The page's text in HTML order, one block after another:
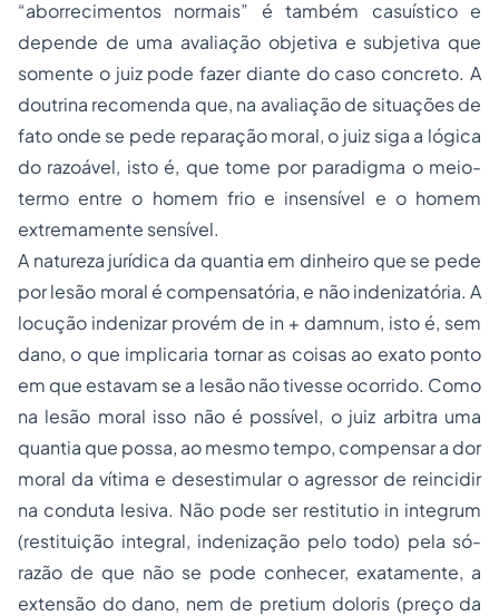
“aborrecimentos normais” é também casuístico e
depende de uma avaliação objetiva e subjetiva que
somente o juiz pode fazer diante do caso concreto. A
doutrina recomenda que, na avaliação de situações de
fato onde se pede reparação moral, o juiz siga a lógica
do razoável, isto é, que tome por paradigma o meio-
termo entre o homem frio e insensível e o homem
extremamente sensível.
A natureza jurídica da quantia em dinheiro que se pede
por lesão moral é compensatória, e não indenizatória. A
locução indenizar provém de in + damnum, isto é, sem
dano, o que implicaria tornar as coisas ao exato ponto
em que estavam se a lesão não tivesse ocorrido. Como
na lesão moral isso não é possível, o juiz arbitra uma
quantia que possa, ao mesmo tempo, compensar a dor
moral da vítima e desestimular o agressor de reincidir
na conduta lesiva. Não pode ser restitutio in integrum
(restituição integral, indenização pelo todo) pela só-
razão de que não se pode conhecer, exatamente, a
extensão do dano, nem de pretium doloris (preço da